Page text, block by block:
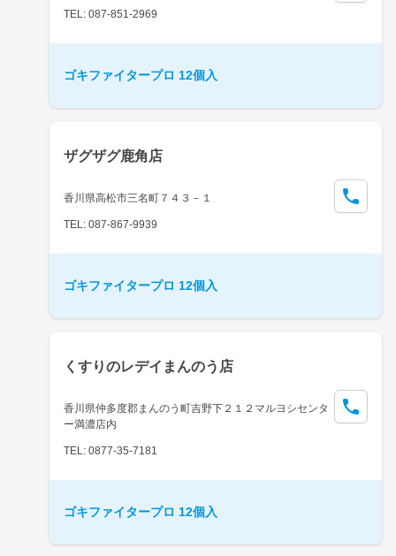
TEL: 087-851-2969
ゴキファイタープロ 12個入
ザグザグ鹿角店
香川県高松市三名町７４３－１
TEL: 087-867-9939
ゴキファイタープロ 12個入
くすりのレデイまんのう店
香川県仲多度郡まんのう町吉野下２１２マルヨシセンタ
ー満濃店内
TEL: 0877-35-7181
ゴキファイタープロ 12個入